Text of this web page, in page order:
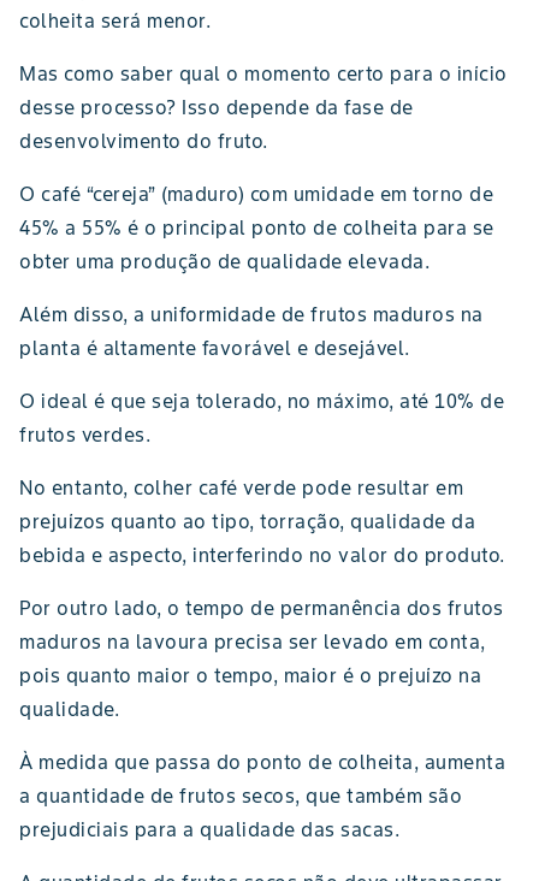
colheita será menor.
Mas como saber qual o momento certo para o início
desse processo? Isso depende da fase de
desenvolvimento do fruto.
O café “cereja” (maduro) com umidade em torno de
45% a 55% é o principal ponto de colheita para se
obter uma produção de qualidade elevada.
Além disso, a uniformidade de frutos maduros na
planta é altamente favorável e desejável.
O ideal é que seja tolerado, no máximo, até 10% de
frutos verdes.
No entanto, colher café verde pode resultar em
prejuízos quanto ao tipo, torração, qualidade da
bebida e aspecto, interferindo no valor do produto.
Por outro lado, o tempo de permanência dos frutos
maduros na lavoura precisa ser levado em conta,
pois quanto maior o tempo, maior é o prejuízo na
qualidade.
À medida que passa do ponto de colheita, aumenta
a quantidade de frutos secos, que também são
prejudiciais para a qualidade das sacas.